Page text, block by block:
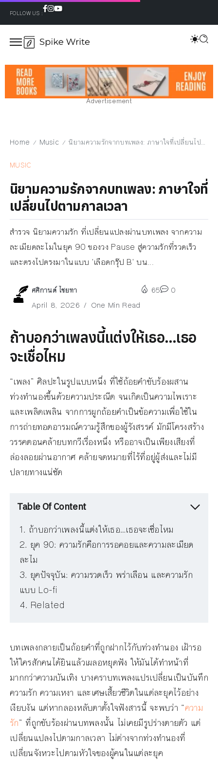
FOLLOW US :
Advertisement
Home / Music / นิยามความรักจากบทเพลง: ภาษาใจที่เปลี่ยนไปตามกาลเวลา
MUSIC
นิยามความรักจากบทเพลง: ภาษาใจที่
เปลี่ยนไปตามกาลเวลา
สำรวจ นิยามความรัก ที่เปลี่ยนแปลงผ่านบทเพลง จากความ
ละเมียดละไมในยุค 90 ของวง Pause สู่ความรักที่รวดเร็ว
และตรงไปตรงมาในแบบ 'เลือดกรุ๊ป B' บน...
ศศิกานต์ ไชยทา
April 8, 2026
One Min Read
65 0
ถ้าบอกว่าเพลงนี้แต่งให้เธอ…เธอ
จะเชื่อไหม
“เพลง” ศิลปะในรูปแบบหนึ่ง ที่ใช้ถ้อยคำขับร้องผสาน
ท่วงทำนองขึ้นด้วยความประณีต จนเกิดเป็นความไพเราะ
และเพลิดเพลิน จากการผูกถ้อยคำเป็นข้อความเพื่อใช้ใน
การถ่ายทอดอารมณ์ความรู้สึกของผู้รังสรรค์ มักมีโครงสร้าง
วรรคตอนคล้ายบทกวีเรื่องหนึ่ง หรืออาจเป็นเพียงเสียงที่
ล่องลอยผ่านอากาศ คล้ายจดหมายที่ไร้ที่อยู่ผู้ส่งและไม่มี
ปลายทางแน่ชัด
Table Of Content
ถ้าบอกว่าเพลงนี้แต่งให้เธอ…เธอจะเชื่อไหม
ยุค 90: ความรักคือการรอคอยและความละเมียด
ละไม
ยุคปัจจุบัน: ความรวดเร็ว พร่าเลือน และความรัก
แบบ Lo-fi
Related
บทเพลงกลายเป็นถ้อยคำที่ถูกฝากไว้กับท่วงทำนอง เฝ้ารอ
ให้ใครสักคนได้ยินแล้วเผลอหยุดฟัง ให้มันได้ทำหน้าที่
มากกว่าความบันเทิง บางคราบทเพลงแปรเปลี่ยนเป็นบันทึก
ความรัก ความเหงา และเศษเสี้ยวชีวิตในแต่ละยุคไว้อย่าง
เงียบงัน แต่หากลองหลับตาตั้งใจฟังสารนี้ จะพบว่า “ความ
รัก” ที่ถูกขับร้องผ่านบทพลงนั้น ไม่เคยมีรูปร่างตายตัว แต่
เปลี่ยนแปลงไปตามกาลเวลา ไม่ต่างจากท่วงทำนองที่
เปลี่ยนจังหวะไปตามหัวใจของผู้คนในแต่ละยุค